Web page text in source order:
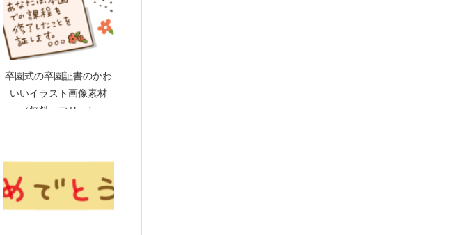
卒園式の卒園証書のかわ
いいイラスト画像素材
（無料 フリー）